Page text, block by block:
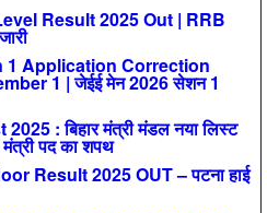
Result 2025 Out | RRB
1 Application Correction
1 | जेईई मेन 2026 सेशन 1
: बिहार मंत्री मंडल नया लिस्ट
मंत्री पद का शपथ
Result 2025 OUT – पटना हाई